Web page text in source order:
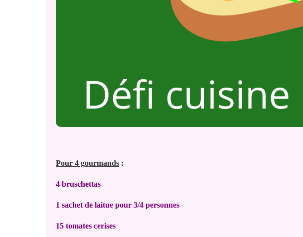
Pour 4 gourmands :
4 bruschettas
1 sachet de laitue pour 3/4 personnes
15 tomates cerises